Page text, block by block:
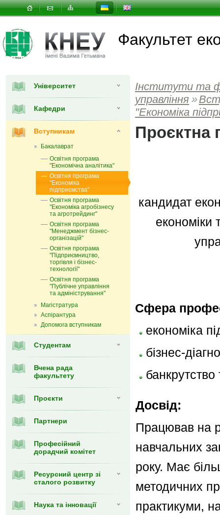
Факультет
Університет
Кафедри
Вступникам
Бакалаврат
Освітня програма
"Економічна аналітика"
Освітня програма
"Економіка
підприємства"
Освітня програма
"Економіка агробізнесу
та агротрейдинг"
Освітня програма
"Менеджмент бізнес-
організацій"
Освітня програма
"Підприємництво,
торгівля і бізнес-
технології"
Освітня програма
"Публічне управління
та адміністрування"
Магістратура
Аспірантура
Допомога вступникам
Студентам
Вчена рада
факультету
Проєкти
Партнери
Професійний
дорадчий комітет
Ресурсний центр зі
сталого розвитку
Наука та інновації
Інститути та
управлiння »
"Економіка
Проєктна
кандидат
економіки
Сфера
економіка
бізнес-
Досвід:
Працював на
навчальних
року. Має
методичних
практикуми,